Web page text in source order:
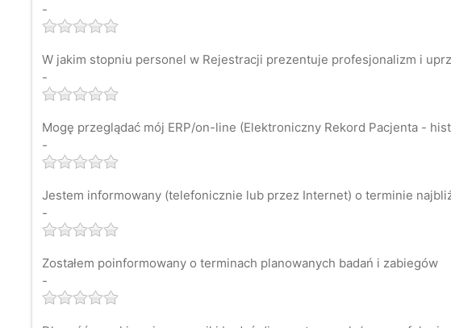
-
W jakim stopniu personel w Rejestracji prezentuje profesjonalizm i
-
Mogę przeglądać mój ERP/on-line (Elektroniczny Rekord Pacjenta -
-
Jestem informowany (telefonicznie lub przez Internet) o terminie
-
Zostałem poinformowany o terminach planowanych badań i zabiegów
-